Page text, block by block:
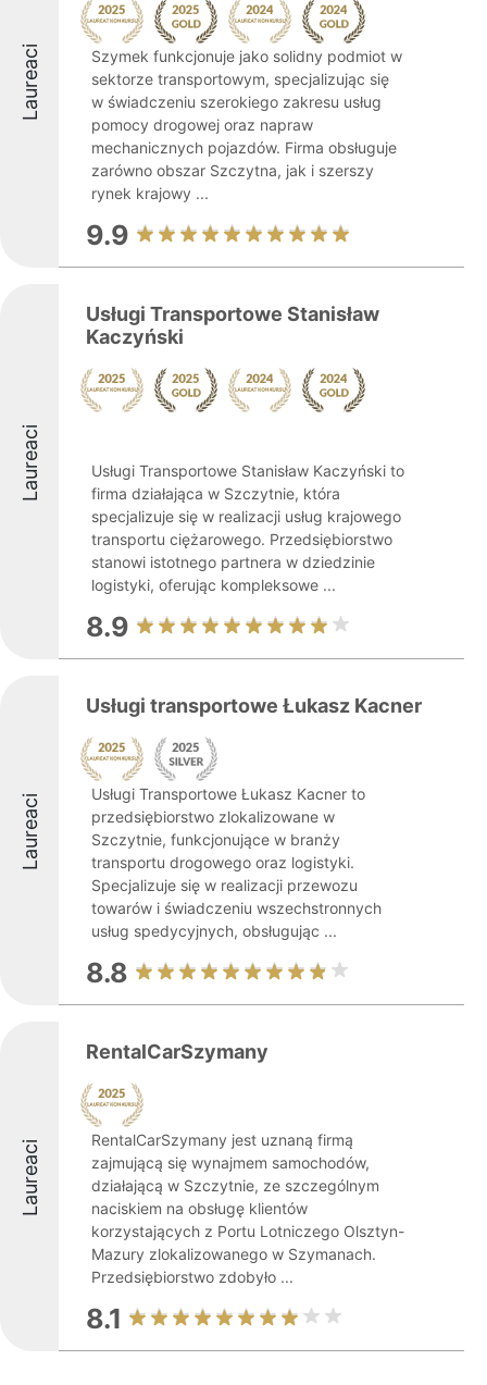
Laureaci
Szymek funkcjonuje jako solidny podmiot w
sektorze transportowym, specjalizując się
w świadczeniu szerokiego zakresu usług
pomocy drogowej oraz napraw
mechanicznych pojazdów. Firma obsługuje
zarówno obszar Szczytna, jak i szerszy
rynek krajowy ...
9.9
Laureaci
Usługi Transportowe Stanisław
Kaczyński
Usługi Transportowe Stanisław Kaczyński to
firma działająca w Szczytnie, która
specjalizuje się w realizacji usług krajowego
transportu ciężarowego. Przedsiębiorstwo
stanowi istotnego partnera w dziedzinie
logistyki, oferując kompleksowe ...
8.9
Laureaci
Usługi transportowe Łukasz Kacner
Usługi Transportowe Łukasz Kacner to
przedsiębiorstwo zlokalizowane w
Szczytnie, funkcjonujące w branży
transportu drogowego oraz logistyki.
Specjalizuje się w realizacji przewozu
towarów i świadczeniu wszechstronnych
usług spedycyjnych, obsługując ...
8.8
Laureaci
RentalCarSzymany
RentalCarSzymany jest uznaną firmą
zajmującą się wynajmem samochodów,
działającą w Szczytnie, ze szczególnym
naciskiem na obsługę klientów
korzystających z Portu Lotniczego Olsztyn-
Mazury zlokalizowanego w Szymanach.
Przedsiębiorstwo zdobyło ...
8.1